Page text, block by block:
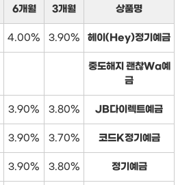
6개월 3개월 상품명
4.00% 3.90% 헤이(Hey)정기예금
중도해지 괜찮Wa예
금
3.90% 3.80% JB다이렉트예금
3.90% 3.70% 코드K정기예금
3.90% 3.80% 정기예금